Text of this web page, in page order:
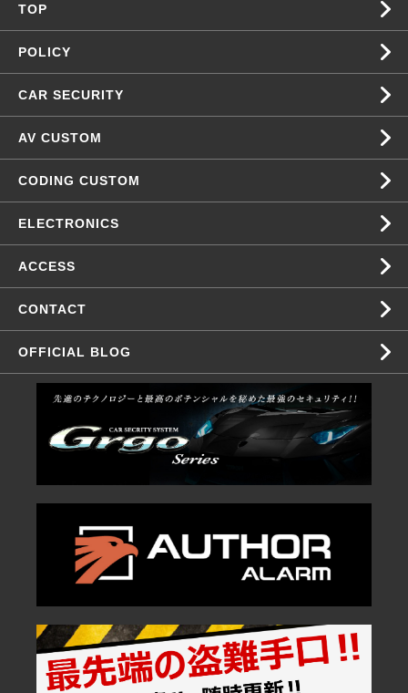
TOP
POLICY
CAR SECURITY
AV CUSTOM
CODING CUSTOM
ELECTRONICS
ACCESS
CONTACT
OFFICIAL BLOG